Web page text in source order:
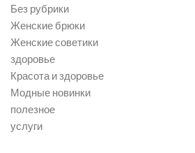
Без рубрики
Женские брюки
Женские советики
здоровье
Красота и здоровье
Модные новинки
полезное
услуги